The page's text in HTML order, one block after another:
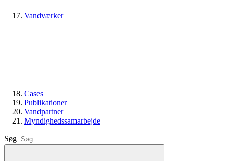
Vandværker
Cases
Publikationer
Vandpartner
Myndighedssamarbejde
Søg